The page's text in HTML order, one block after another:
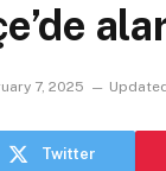
7, 2025
Twitter